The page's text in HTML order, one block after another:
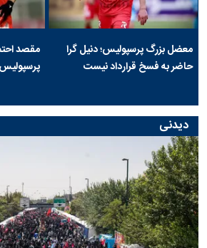
معضل بزرگ پرسپولیس؛ دنیل گرا
حاضر به فسخ قرارداد نیست
مقصد
دیدنی